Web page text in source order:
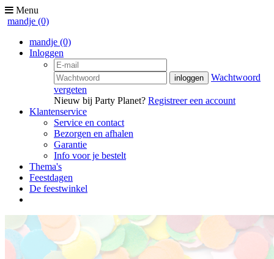
Menu
mandje (0)
mandje (0)
Inloggen
Wachtwoord
vergeten
Nieuw bij Party Planet? Registreer een account
Klantenservice
Service en contact
Bezorgen en afhalen
Garantie
Info voor je bestelt
Thema's
Feestdagen
De feestwinkel